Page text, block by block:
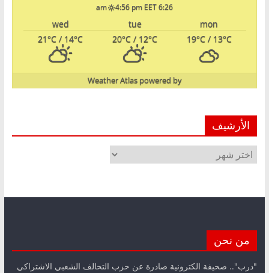
6:26 am
4:56 pm EET
mon
tue
wed
19°C/ 13°C
20°C / 12°C
21°C / 14°C
powered by
Weather Atlas
الأرشيف
الأرشيف
من نحن
"درب".. صحيفة الكترونية صادرة عن حزب التحالف الشعبي الاشتراكي